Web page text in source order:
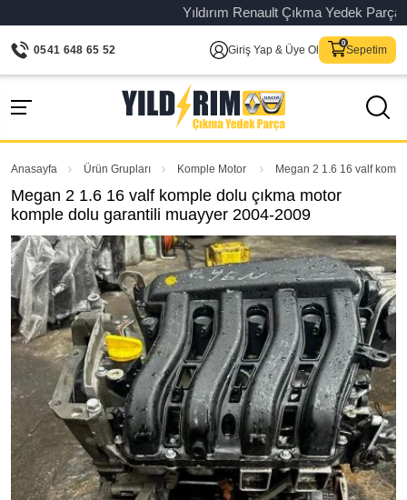
Yıldırım Renault Çıkma Yedek Parça
0541 648 65 52 Giriş Yap & Üye Ol Sepetim
Anasayfa Ürün Grupları Komple Motor Megan 2 1.6 16 valf
Megan 2 1.6 16 valf komple dolu çıkma motor
komple dolu garantili muayyer 2004-2009